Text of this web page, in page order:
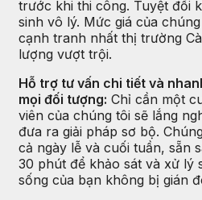
trước khi thi công. Tuyệt đối
sinh vô lý. Mức giá của
cạnh tranh nhất thị trường
lượng vượt trội.
Hỗ trợ tư vấn chi tiết và
mọi đối tượng: Chỉ cần một
viên của chúng tôi sẽ lắng
đưa ra giải pháp sơ bộ.
cả ngày lễ và cuối tuần, sẵn
30 phút để khảo sát và xử lý
sống của bạn không bị gián